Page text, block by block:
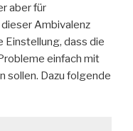
aber für
Ambivalenz
dass die
einfach mit
sollen. Dazu folgende